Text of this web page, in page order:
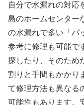
自分で水漏れの対応
島のホームセンター
の水漏れで多い「パ
参考に修理も可能で
探したり、そのため
割りと手間もかかり
て修理方法も異なる
可能性もあります。